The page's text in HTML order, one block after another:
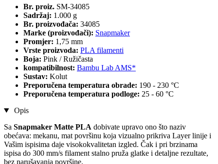
Br. proiz. SM-34085
Sadržaj: 1.000 g
Br. proizvođača: 34085
Marke (proizvođači): Snapmaker
Promjer: 1,75 mm
Vrste proizvoda: PLA filamenti
Boja: Pink / Ružičasta
kompatibilnost: Bambu Lab AMS*
Sustav: Kolut
Preporučena temperatura obrade: 190 - 230 °C
Preporučena temperatura podloge: 25 - 60 °C
Opis
Sa Snapmaker Matte PLA dobivate upravo ono što naziv
obećava: mekanu, mat površinu koja vizualno prikriva Layer linije i
Vašim ispisima daje visokokvalitetan izgled. Čak i pri brzinama
ispisa do 300 mm/s filament stalno pruža glatke i detaljne rezultate,
bez narušavanja površine.